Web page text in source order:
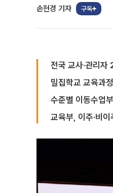
손현경 기자 구독
전국 교사·관리자
밀집학교 교육과
수준별 이동수업
교육부, 이주·비